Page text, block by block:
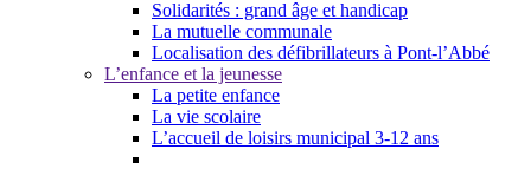
Solidarités : grand âge et handicap
La mutuelle communale
Localisation des défibrillateurs à Pont-l’Abbé
L’enfance et la jeunesse
La petite enfance
La vie scolaire
L’accueil de loisirs municipal 3-12 ans